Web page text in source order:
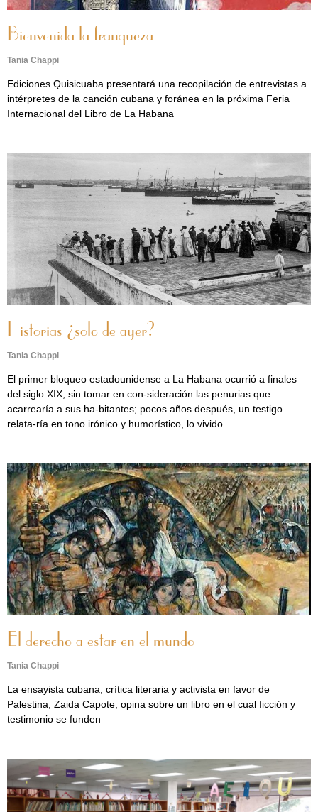
Bienvenida la franqueza
Tania Chappi
Ediciones Quisicuaba presentará una recopilación de entrevistas a
intérpretes de la canción cubana y foránea en la próxima Feria
Internacional del Libro de La Habana
Historias ¿solo de ayer?
Tania Chappi
El primer bloqueo estadounidense a La Habana ocurrió a finales
del siglo XIX, sin tomar en con-sideración las penurias que
acarrearía a sus ha-bitantes; pocos años después, un testigo
relata-ría en tono irónico y humorístico, lo vivido
El derecho a estar en el mundo
Tania Chappi
La ensayista cubana, crítica literaria y activista en favor de
Palestina, Zaida Capote, opina sobre un libro en el cual ficción y
testimonio se funden